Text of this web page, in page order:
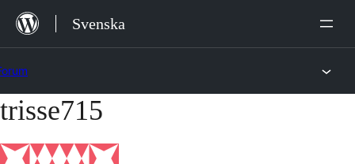
Hoppa
Svenska
Hoppa
innehållet
trisse715